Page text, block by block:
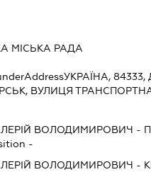
МІСЬКА РАДА
УКРАЇНА,
ВУЛИЦЯ
ВОЛОДИМИРОВИЧ -
-
ВОЛОДИМИРОВИЧ -